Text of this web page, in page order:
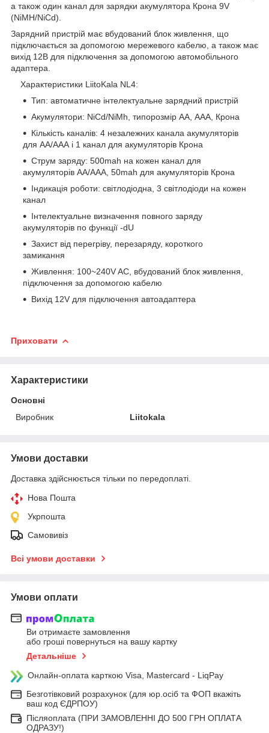
а також один канал для зарядки акумулятора Крона 9V
(NiMH/NiCd).
Зарядний пристрій має вбудований блок живлення, що
підключається за допомогою мережевого кабелю, а також має
вихід 12В для підключення за допомогою автомобільного
адаптера.
Характеристики LiitoKala NL4:
Тип: автоматичне інтелектуальне зарядний пристрій
Акумулятори: NiCd/NiMh, типорозмір АА, ААА, Крона
Кількість каналів: 4 незалежних канала акумуляторів
для АА/ААА і 1 канал для акумуляторів Крона
Струм заряду: 500mah на кожен канал для
акумуляторів АА/ААА, 50mah для акумуляторів Крона
Індикація роботи: світлодіодна, 3 світлодіоди на кожен
канал
Інтелектуальне визначення повного заряду
акумуляторів по функції -dU
Захист від перегріву, перезаряду, короткого
замикання
Живлення: 100~240V AC, вбудований блок живлення,
підключення за допомогою кабелю
Вихід 12V для підключення автоадаптера
Приховати
Характеристики
Основні
Виробник
Liitokala
Умови доставки
Доставка здійснюється тільки по передоплаті.
Нова Пошта
Укрпошта
Самовивіз
Всі умови доставки
Умови оплати
Ви отримаєте замовлення
або гроші повернуться на вашу картку
Детальніше
Онлайн-оплата карткою Visa, Mastercard - LiqPay
Безготівковий розрахунок (для юр.осіб та ФОП вкажіть
ваш код ЄДРПОУ)
Післяоплата (ПРИ ЗАМОВЛЕННІ ДО 500 ГРН ОПЛАТА
ОДРАЗУ!)